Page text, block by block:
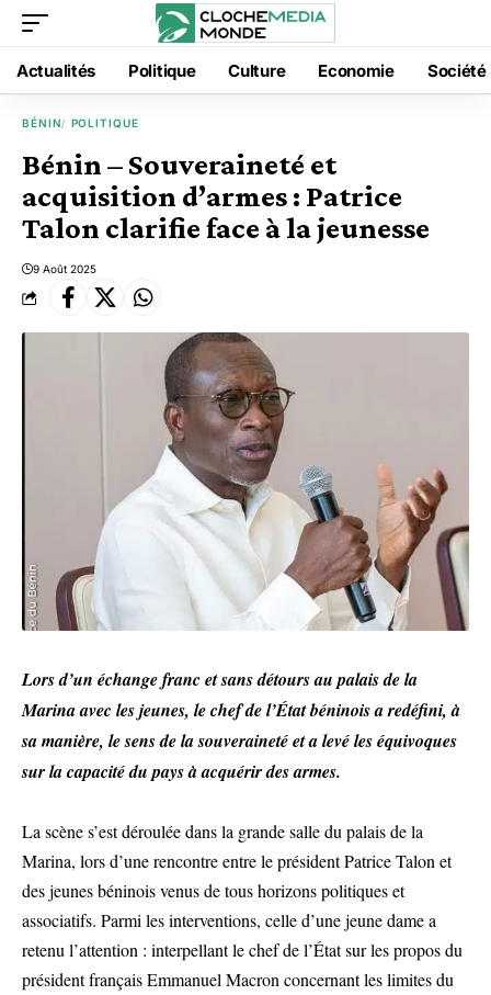
Actualités Politique Culture Economie Société
BÉNIN POLITIQUE
Bénin – Souveraineté et
acquisition d’armes : Patrice
Talon clarifie face à la jeunesse
9 Août 2025
Lors d’un échange franc et sans détours au palais de la
Marina avec les jeunes, le chef de l’État béninois a redéfini, à
sa manière, le sens de la souveraineté et a levé les équivoques
sur la capacité du pays à acquérir des armes.
La scène s’est déroulée dans la grande salle du palais de la
Marina, lors d’une rencontre entre le président Patrice Talon et
des jeunes béninois venus de tous horizons politiques et
associatifs. Parmi les interventions, celle d’une jeune dame a
retenu l’attention : interpellant le chef de l’État sur les propos du
président français Emmanuel Macron concernant les limites du